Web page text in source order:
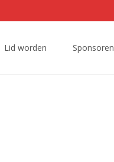
Lid worden Sponsoren